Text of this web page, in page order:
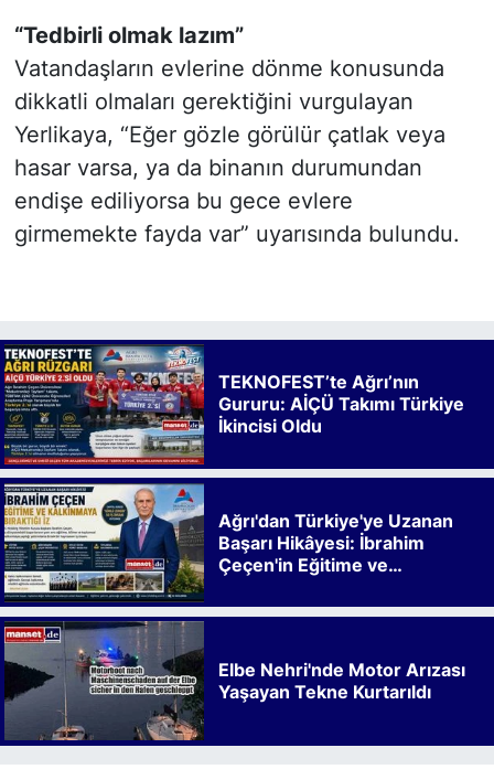
“Tedbirli olmak lazım”
Vatandaşların evlerine dönme konusunda
dikkatli olmaları gerektiğini vurgulayan
Yerlikaya, “Eğer gözle görülür çatlak veya
hasar varsa, ya da binanın durumundan
endişe ediliyorsa bu gece evlere
girmemekte fayda var” uyarısında bulundu.
TEKNOFEST’te Ağrı’nın
Gururu: AİÇÜ Takımı Türkiye
İkincisi Oldu
Ağrı'dan Türkiye'ye Uzanan
Başarı Hikâyesi: İbrahim
Çeçen'in Eğitime ve
Elbe Nehri'nde Motor Arızası
Yaşayan Tekne Kurtarıldı